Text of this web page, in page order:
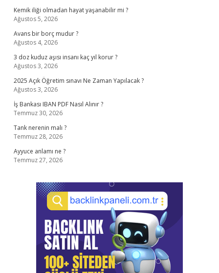
Kemik iliği olmadan hayat yaşanabilir mi ?
Ağustos 5, 2026
Avans bir borç mudur ?
Ağustos 4, 2026
3 doz kuduz aşısı insanı kaç yıl korur ?
Ağustos 3, 2026
2025 Açık Öğretim sınavı Ne Zaman Yapılacak ?
Ağustos 3, 2026
İş Bankası IBAN PDF Nasıl Alınır ?
Temmuz 30, 2026
Tank nerenin malı ?
Temmuz 28, 2026
Ayyuce anlamı ne ?
Temmuz 27, 2026